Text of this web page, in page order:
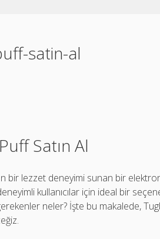
satin-al
Satın Al
bir lezzet deneyimi sunan bir
kullanıcılar için ideal bir
neler? İşte bu makalede,